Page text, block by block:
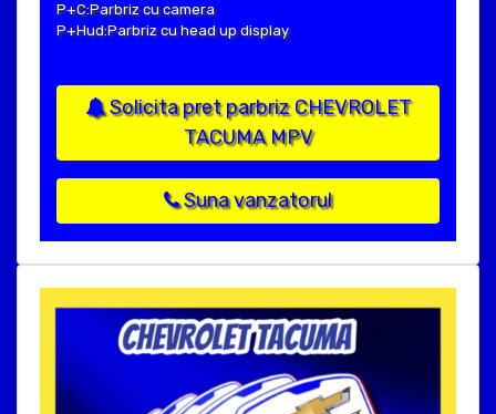
P+C:Parbriz cu camera
P+Hud:Parbriz cu head up display
Solicita pret parbriz CHEVROLET
TACUMA MPV
Suna vanzatorul